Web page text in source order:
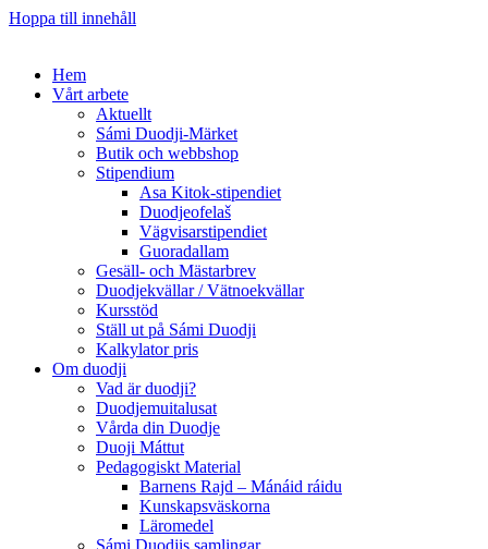
Hoppa till innehåll
Hem
Vårt arbete
Aktuellt
Sámi Duodji-Märket
Butik och webbshop
Stipendium
Asa Kitok-stipendiet
Duodjeofelaš
Vägvisarstipendiet
Guoradallam
Gesäll- och Mästarbrev
Duodjekvällar / Vätnoekvällar
Kursstöd
Ställ ut på Sámi Duodji
Kalkylator pris
Om duodji
Vad är duodji?
Duodjemuitalusat
Vårda din Duodje
Duoji Máttut
Pedagogiskt Material
Barnens Rajd – Mánáid ráidu
Kunskapsväskorna
Läromedel
Sámi Duodjis samlingar